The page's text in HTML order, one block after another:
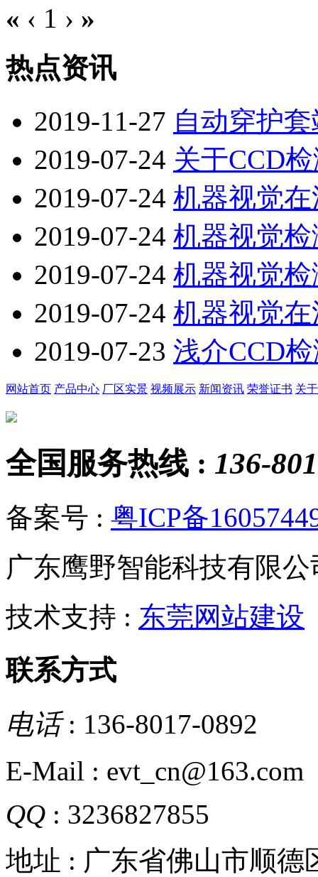
« ‹ 1 › »
热点资讯
2019-11-27 自动穿护
2019-07-24 关于CCD
2019-07-24 机器视觉
2019-07-24 机器视觉
2019-07-24 机器视觉
2019-07-24 机器视觉
2019-07-23 浅介CCD
网站首页 产品中心 厂区实景 视频展示 新闻资讯 荣誉证书 关
全国服务热线 : 136-
备案号 : 粤ICP备
广东鹰野智能科技有限
技术支持 : 东莞网站建设
联系方式
电话: 136-8017-0892
E-Mail : evt_cn@163.com
QQ : 3236827855
地址 : 广东省佛山市顺德